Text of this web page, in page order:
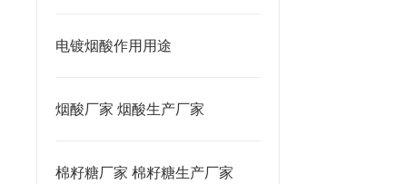
电镀烟酸作用用途
烟酸厂家 烟酸生产厂家
棉籽糖厂家 棉籽糖生产厂家